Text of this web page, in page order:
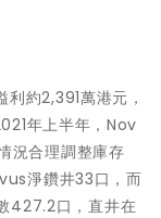
約2,391萬港元，
年上半年，Nov
況合理調整庫存
淨鑽井33口，而
427.2口，直井在